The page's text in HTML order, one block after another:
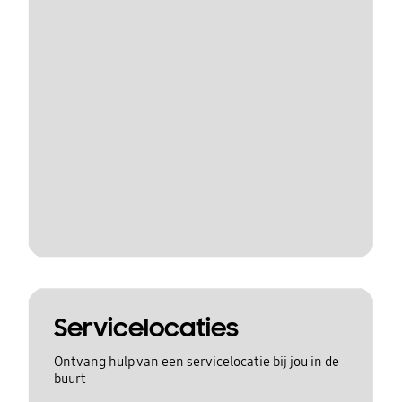
Servicelocaties
Ontvang hulp van een servicelocatie bij jou in de
buurt